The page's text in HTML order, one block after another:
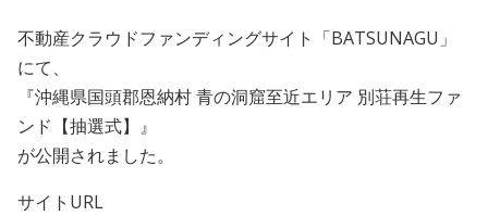
OWNERS.COM API利用規約
ログイン 会員登録
不動産クラウドファンディングサイト「BATSUNAGU」
にて、
『沖縄県国頭郡恩納村 青の洞窟至近エリア 別荘再生ファ
ンド【抽選式】』
が公開されました。
サイトURL